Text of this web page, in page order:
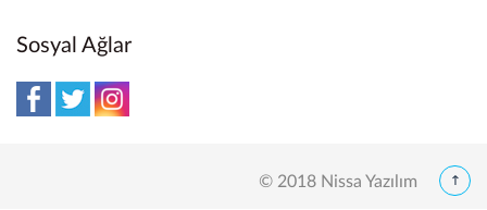
Sosyal Ağlar
© 2018 Nissa Yazılım